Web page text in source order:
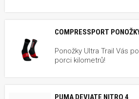
COMPRESSPORT
Ponožky Ultra Trail Vás
porci kilometrů!
PUMA DEVIATE NITRO 4